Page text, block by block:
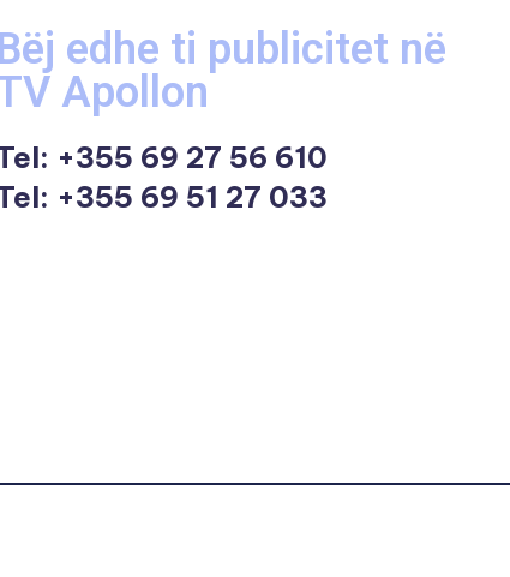
edhe ti publicitet në
Apollon
+355 69 27 56 610
+355 69 51 27 033